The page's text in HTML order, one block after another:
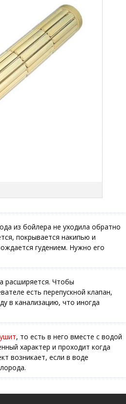
из бойлера не уходила обратно
покрывается накипью и
гудением. Нужно его
расширяется. Чтобы
есть перепускной клапан,
в канализацию, что иногда
, то есть в него вместе с водой
характер и проходит когда
возникает, если в воде